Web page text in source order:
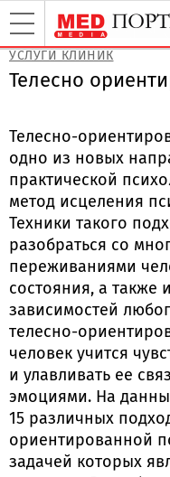
УСЛУГИ КЛИНИК
Телесно
Телесно-
одно из новых
практической
метод исцеления
Техники такого
разобраться со
переживаниями
состояния, а также
зависимостей
телесно-
человек учится
и улавливать ее
эмоциями. На
15 различных
ориентированной
задачей которых